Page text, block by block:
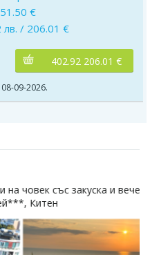
€
лв. / 206.01 €
402.92 206.01 €
09-2026.
със закуска и вечеря
Китен